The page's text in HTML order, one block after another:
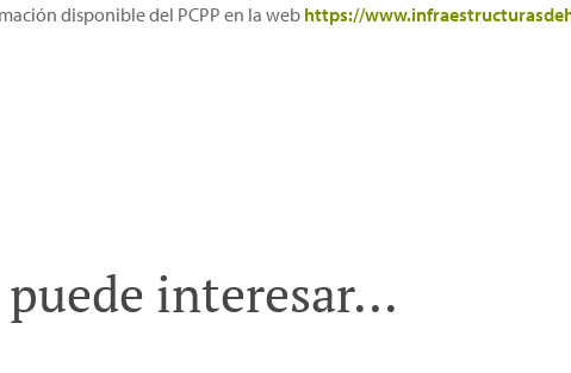
disponible del PCPP en la web https://
interesar...